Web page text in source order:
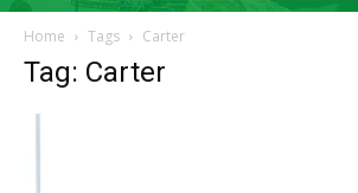
Home Tags Carter
Tag: Carter